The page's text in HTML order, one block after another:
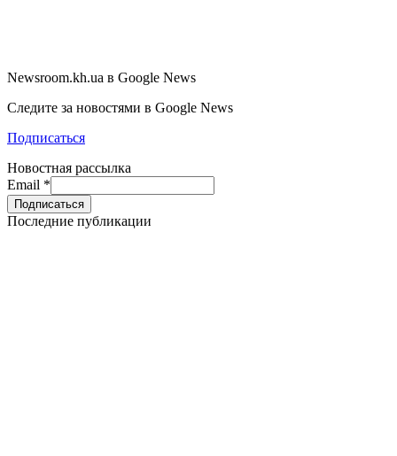
Newsroom.kh.ua в Google News
Следите за новостями в Google News
Подписаться
Новостная рассылка
Email *
Последние публикации